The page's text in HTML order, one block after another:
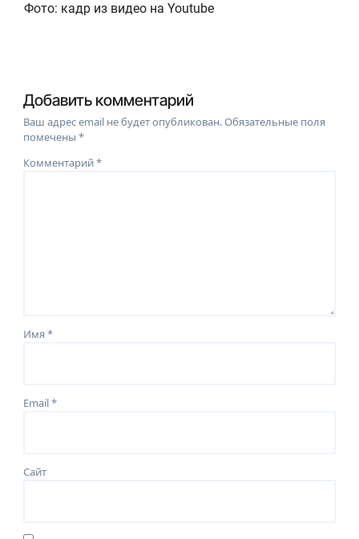
Фото: кадр из видео на Youtube
Добавить комментарий
Ваш адрес email не будет опубликован.Обязательные поля
помечены*
Комментарий*
Имя*
Email*
Сайт